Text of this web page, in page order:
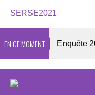
SERSE2021
EN CE MOMENTEnquête 2026